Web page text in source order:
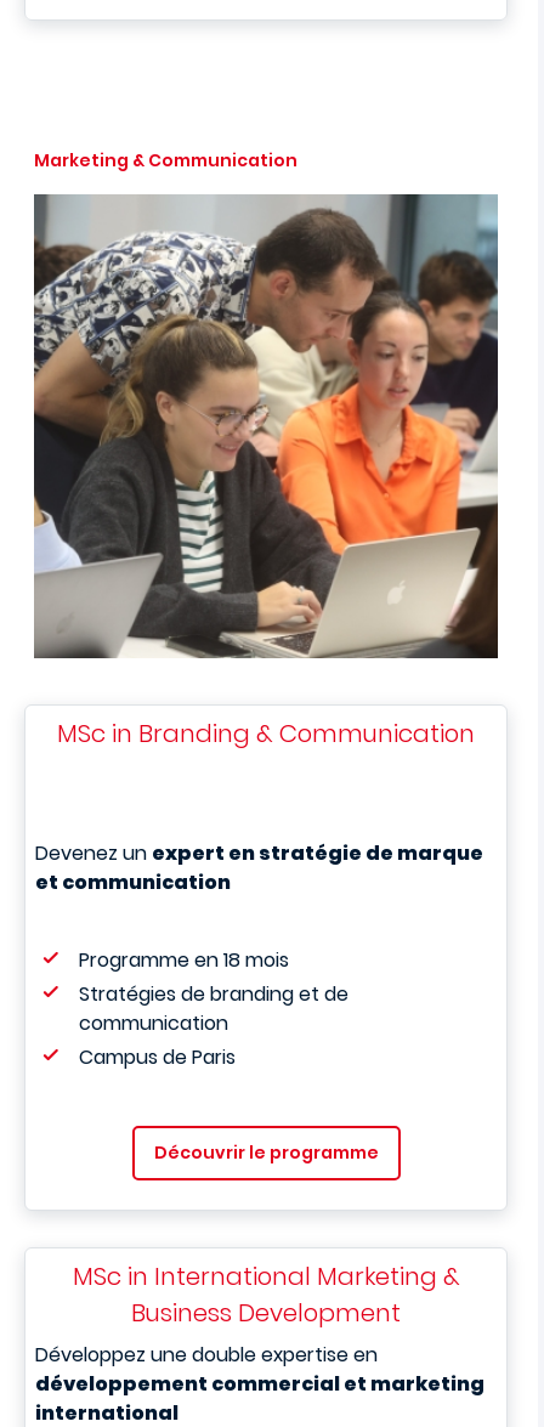
Marketing & Communication
MSc in Branding & Communication
Devenez un expert en stratégie de marque
et communication
Programme en 18 mois
Stratégies de brandinget de
communication
Campus de Paris
Découvrir le programme
MSc in International Marketing &
Business Development
Développez une double expertise en
développement commercial et marketing
international